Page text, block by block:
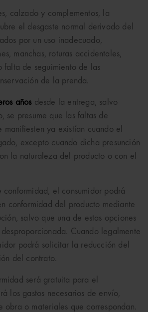
calzado y complementos, la
el desgaste normal derivado del
por un uso inadecuado,
manchas, roturas accidentales,
falta de seguimiento de las
de la prenda.
añosdesde la entrega, salvo
se presume que las faltas de
manifiesten ya existían cuando el
excepto cuando dicha presunción
la naturaleza del producto o con el
conformidad, el consumidor podrá
conformidad del producto mediante
salvo que una de estas opciones
Cuando legalmente
podrá solicitar la reducción del
del contrato.
será gratuita para el
los gastos necesarios de envío,
obra o materiales que correspondan.